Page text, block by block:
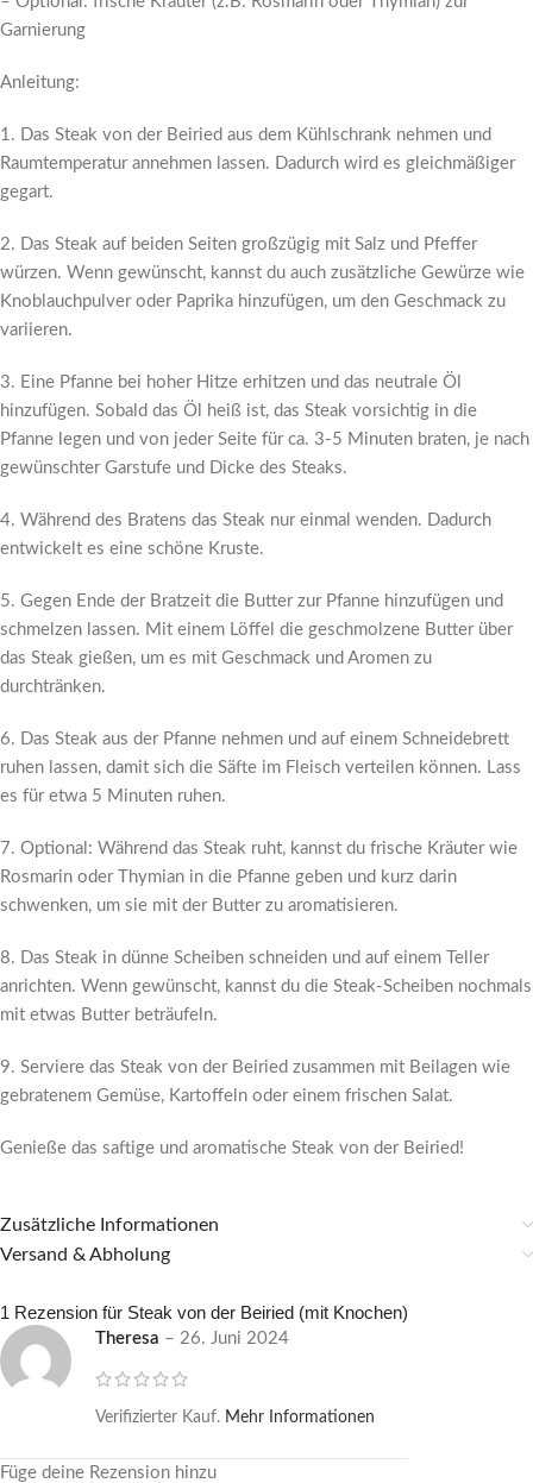
Garnierung
Anleitung:
1. Das Steak von der Beiried aus dem Kühlschrank nehmen und
Raumtemperatur annehmen lassen. Dadurch wird es gleichmäßiger
gegart.
2. Das Steak auf beiden Seiten großzügig mit Salz und Pfeffer
würzen. Wenn gewünscht, kannst du auch zusätzliche Gewürze wie
Knoblauchpulver oder Paprika hinzufügen, um den Geschmack zu
variieren.
3. Eine Pfanne bei hoher Hitze erhitzen und das neutrale Öl
hinzufügen. Sobald das Öl heiß ist, das Steak vorsichtig in die
Pfanne legen und von jeder Seite für ca. 3-5 Minuten braten, je nach
gewünschter Garstufe und Dicke des Steaks.
4. Während des Bratens das Steak nur einmal wenden. Dadurch
entwickelt es eine schöne Kruste.
5. Gegen Ende der Bratzeit die Butter zur Pfanne hinzufügen und
schmelzen lassen. Mit einem Löffel die geschmolzene Butter über
das Steak gießen, um es mit Geschmack und Aromen zu
durchtränken.
6. Das Steak aus der Pfanne nehmen und auf einem Schneidebrett
ruhen lassen, damit sich die Säfte im Fleisch verteilen können. Lass
es für etwa 5 Minuten ruhen.
7. Optional: Während das Steak ruht, kannst du frische Kräuter wie
Rosmarin oder Thymian in die Pfanne geben und kurz darin
schwenken, um sie mit der Butter zu aromatisieren.
8. Das Steak in dünne Scheiben schneiden und auf einem Teller
anrichten. Wenn gewünscht, kannst du die Steak-Scheiben nochmals
mit etwas Butter beträufeln.
9. Serviere das Steak von der Beiried zusammen mit Beilagen wie
gebratenem Gemüse, Kartoffeln oder einem frischen Salat.
Genieße das saftige und aromatische Steak von der Beiried!
Zusätzliche Informationen
Versand & Abholung
1 Rezension für Steak von der Beiried (mit Knochen)
Theresa – 26. Juni 2024
Verifizierter Kauf. Mehr Informationen
Füge deine Rezension hinzu